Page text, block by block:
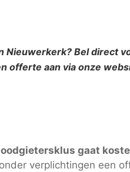
Nieuwerkerk? Bel direct
offerte aan via onze
gaat
verplichtingen een